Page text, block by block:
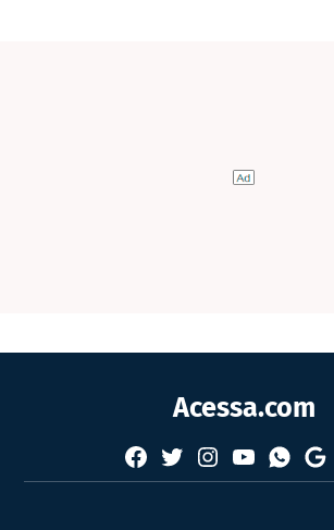
Acessa.com
Facebook
TwitterInstagram
YouTube